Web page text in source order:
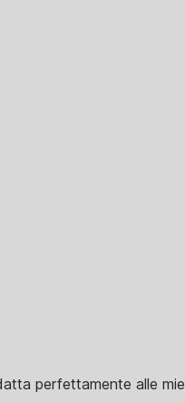
perfettamente alle